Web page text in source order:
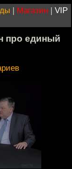
| Магазин | VIP
про единый